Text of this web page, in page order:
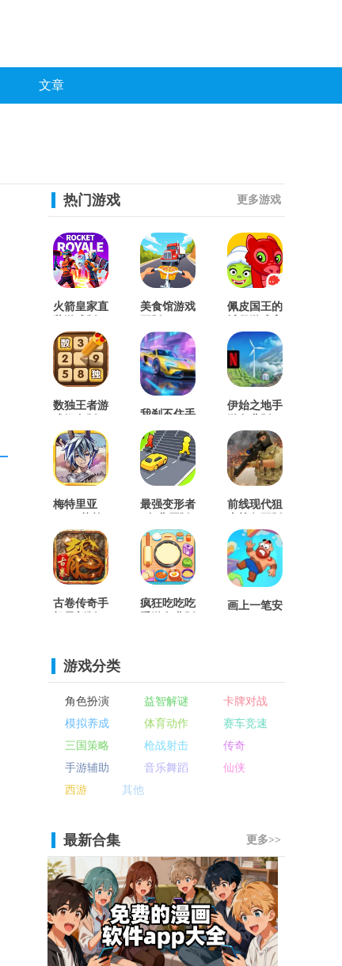
文章
热门游戏 更多游戏
火箭皇家直
美食馆游戏
佩皮国王的
方版
数独王者游
我刹不住手
游直装版
伊始之地手
梅特里亚
(Metria)正
版
最强变形者
前线现代狙
古卷传奇手
疯狂吃吃吃
画上一笔安
游戏分类
角色扮演 益智解谜
卡牌对战
模拟养成
体育动作
赛车竞速
三国策略
枪战射击
传奇
手游辅助
音乐舞蹈
仙侠
西游
其他
最新合集 更多>>